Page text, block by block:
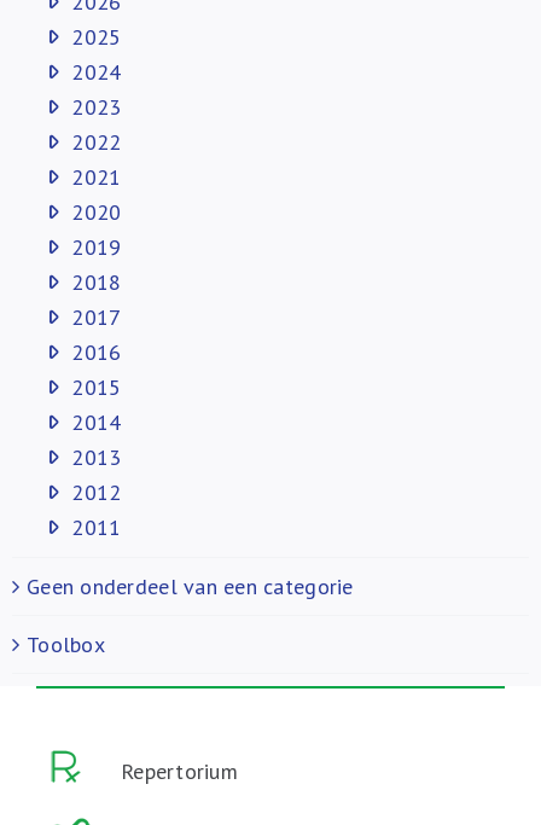
2025
2024
2023
2022
2021
2020
2019
2018
2017
2016
2015
2014
2013
2012
2011
Geen onderdeel van een categorie
Toolbox
Repertorium